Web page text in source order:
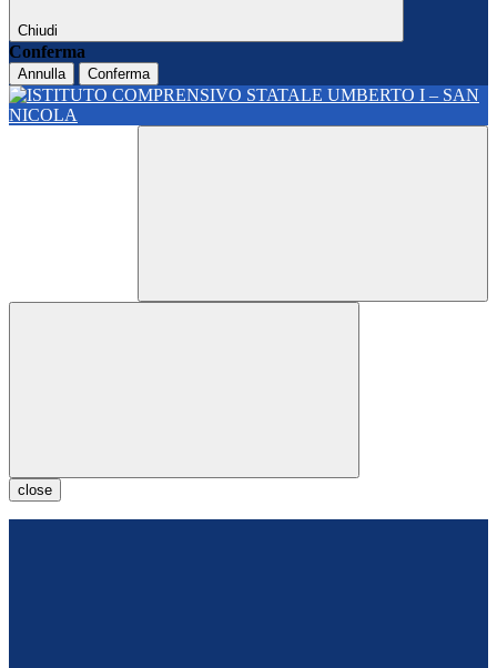
Chiudi
Conferma
Annulla Conferma
close